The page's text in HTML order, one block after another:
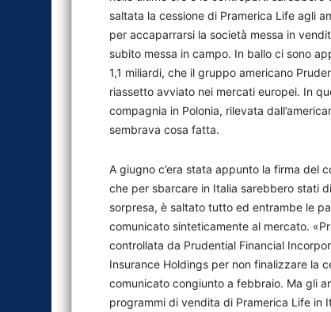
saltata la cessione di Pramerica Life agli
per accaparrarsi la società messa in
subito messa in campo. In ballo ci sono
1,1 miliardi, che il gruppo americano
riassetto avviato nei mercati europei. In
compagnia in Polonia, rilevata
sembrava cosa fatta.
A giugno c’era stata appunto la firma del
che per sbarcare in Italia sarebbero stati
sorpresa, è saltato tutto ed entrambe le
comunicato sinteticamente al mercato.
controllata da Prudential Financial
Insurance Holdings per non finalizzare la
comunicato congiunto a febbraio. Ma gli
programmi di vendita di Pramerica Life in